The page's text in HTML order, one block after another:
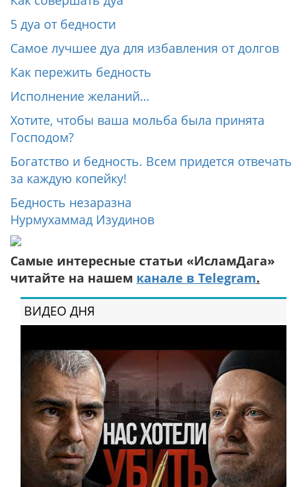
5 дуа от бедности
Самое лучшее дуа для избавления от долгов
Как пережить бедность
Исполнение желаний…
Хотите, чтобы ваша мольба была принята
Господом?
Богатство и бедность. Всем придется отвечать
за каждую копейку!
Бедность незаразна
Нурмухаммад Изудинов
Самые интересные статьи «ИсламДага»
читайте на нашем канале в Telegram.
ВИДЕО ДНЯ